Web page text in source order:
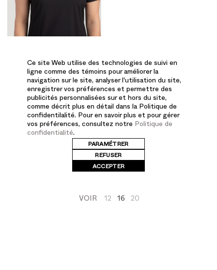
505-A -
COUVRES-TÊTES
ASSORTIS
505-A
VOIR 12 16 20
Ce site Web utilise des technologies de suivi en
ligne comme des témoins pour améliorer la
navigation sur le site, analyser l'utilisation du site,
enregistrer vos préférences et permettre des
publicités personnalisées sur et hors du site,
comme décrit plus en détail dans la Politique de
confidentilalité. Pour en savoir plus et pour gérer
vos préférences, consultez notre Politique de
confidentialité.
PARAMÉTRER
REFUSER
ACCEPTER